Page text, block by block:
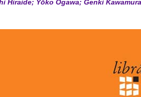
Hiraide; Yōko Ogawa; Genki